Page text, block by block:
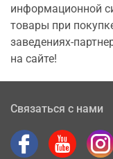
информационной
товары при
заведениях-
на сайте!
Связаться с нами